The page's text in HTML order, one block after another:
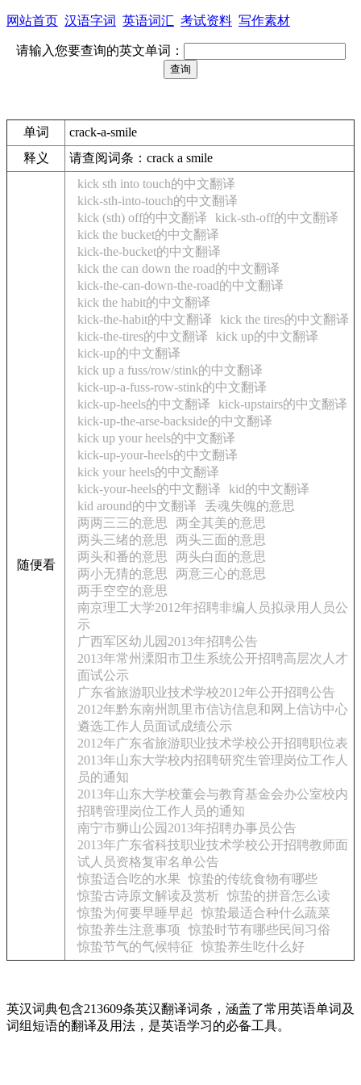
网站首页 汉语字词 英语词汇 考试资料 写作素材
请输入您要查询的英文单词：
单词
crack-a-smile
释义
请查阅词条：crack a smile
随便看
kick sth into touch的中文翻译
kick-sth-into-touch的中文翻译
kick (sth) off的中文翻译
kick-sth-off的中文翻译
kick the bucket的中文翻译
kick-the-bucket的中文翻译
kick the can down the road的中文翻译
kick-the-can-down-the-road的中文翻译
kick the habit的中文翻译
kick-the-habit的中文翻译
kick the tires的中文翻译
kick-the-tires的中文翻译
kick up的中文翻译
kick-up的中文翻译
kick up a fuss/row/stink的中文翻译
kick-up-a-fuss-row-stink的中文翻译
kick-up-heels的中文翻译
kick-upstairs的中文翻译
kick-up-the-arse-backside的中文翻译
kick up your heels的中文翻译
kick-up-your-heels的中文翻译
kick your heels的中文翻译
kick-your-heels的中文翻译
kid的中文翻译
kid around的中文翻译
丢魂失魄的意思
两两三三的意思
两全其美的意思
两头三绪的意思
两头三面的意思
两头和番的意思
两头白面的意思
两小无猜的意思
两意三心的意思
两手空空的意思
南京理工大学2012年招聘非编人员拟录用人员公
示
广西军区幼儿园2013年招聘公告
2013年常州溧阳市卫生系统公开招聘高层次人才
面试公示
广东省旅游职业技术学校2012年公开招聘公告
2012年黔东南州凯里市信访信息和网上信访中心
遴选工作人员面试成绩公示
2012年广东省旅游职业技术学校公开招聘职位表
2013年山东大学校内招聘研究生管理岗位工作人
员的通知
2013年山东大学校董会与教育基金会办公室校内
招聘管理岗位工作人员的通知
南宁市狮山公园2013年招聘办事员公告
2013年广东省科技职业技术学校公开招聘教师面
试人员资格复审名单公告
惊蛰适合吃的水果
惊蛰的传统食物有哪些
惊蛰古诗原文解读及赏析 惊蛰的拼音怎么读
惊蛰为何要早睡早起
惊蛰最适合种什么蔬菜
惊蛰养生注意事项
惊蛰时节有哪些民间习俗
惊蛰节气的气候特征
惊蛰养生吃什么好
英汉词典包含213609条英汉翻译词条，涵盖了常用英语单词及
词组短语的翻译及用法，是英语学习的必备工具。